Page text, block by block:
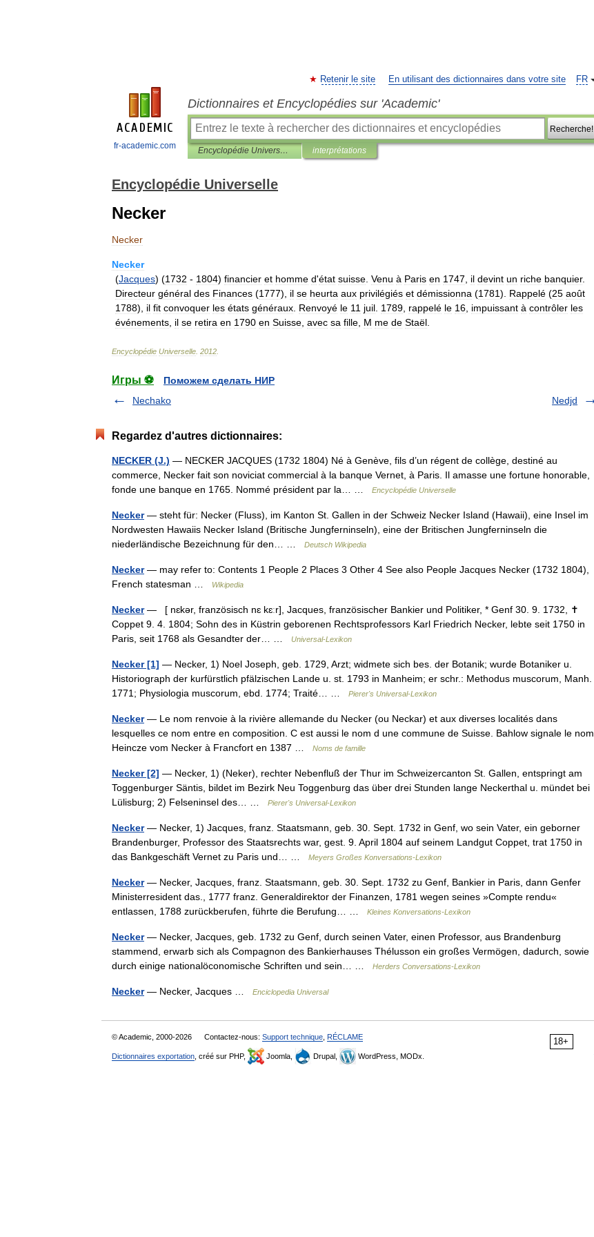
fr-academic.com
FR
Retenir le site En utilisant des dictionnaires dans votre site
Dictionnaires et Encyclopédies sur 'Academic'
Recherche!
Encyclopédie Universelle interprétations
Encyclopédie Universelle
Necker
Necker
Necker
(Jacques) (1732 - 1804) financier et homme d'état suisse Venu à Paris en 1747 il devint un riche banquier.
Directeur général des Finances (1777), il se heurta aux privilégiés et démissionna (1781). Rappelé (25 août
1788), il fit convoquer les états généraux Renvoyé le 11 juil 1789 rappelé le 16 impuissant à contrôler les
événements il se retira en 1790 en Suisse avec sa fille M me de Staël
Encyclopédie Universelle 2012
Игры ⚽
Поможем сделать НИР
Nechako
Nedjd
Regardez d'autres dictionnaires:
NECKER (J.) — NECKER JACQUES (1732 1804) Né à Genève, fils d’un régent de collège, destiné au
commerce, Necker fait son noviciat commercial à la banque Vernet, à Paris. Il amasse une fortune honorable,
fonde une banque en 1765. Nommé président par la… …
Encyclopédie Universelle
Necker— steht für: Necker (Fluss), im Kanton St. Gallen in der Schweiz Necker Island (Hawaii), eine Insel im
Nordwesten Hawaiis Necker Island (Britische Jungferninseln), eine der Britischen Jungferninseln die
niederländische Bezeichnung für den… …
Deutsch Wikipedia
Necker— may refer to: Contents 1 People 2 Places 3 Other 4 See also People Jacques Necker (1732 1804),
French statesman …
Wikipedia
Necker— [ nɛkər, französisch nɛ kɛːr], Jacques, französischer Bankier und Politiker, * Genf 30. 9. 1732, ✝
Coppet 9. 4. 1804; Sohn des in Küstrin geborenen Rechtsprofessors Karl Friedrich Necker, lebte seit 1750 in
Paris, seit 1768 als Gesandter der… …
Universal-Lexikon
Necker [1] — Necker, 1) Noel Joseph, geb. 1729, Arzt; widmete sich bes. der Botanik; wurde Botaniker u.
Historiograph der kurfürstlich pfälzischen Lande u. st. 1793 in Manheim; er schr.: Methodus muscorum, Manh.
1771; Physiologia muscorum, ebd. 1774; Traité… …
Pierer's Universal-Lexikon
Necker— Le nom renvoie à la rivière allemande du Necker (ou Neckar) et aux diverses localités dans
lesquelles ce nom entre en composition. C est aussi le nom d une commune de Suisse. Bahlow signale le nom
Heincze vom Necker à Francfort en 1387 …
Noms de famille
Necker [2] — Necker, 1) (Neker), rechter Nebenfluß der Thur im Schweizercanton St. Gallen, entspringt am
Toggenburger Säntis, bildet im Bezirk Neu Toggenburg das über drei Stunden lange Neckerthal u. mündet bei
Lülisburg; 2) Felseninsel des… …
Pierer's Universal-Lexikon
Necker— Necker, 1) Jacques, franz. Staatsmann, geb. 30. Sept. 1732 in Genf, wo sein Vater, ein geborner
Brandenburger, Professor des Staatsrechts war, gest. 9. April 1804 auf seinem Landgut Coppet, trat 1750 in
das Bankgeschäft Vernet zu Paris und… …
Meyers Großes Konversations-Lexikon
Necker— Necker, Jacques, franz. Staatsmann, geb. 30. Sept. 1732 zu Genf, Bankier in Paris, dann Genfer
Ministerresident das., 1777 franz. Generaldirektor der Finanzen, 1781 wegen seines »Compte rendu«
entlassen, 1788 zurückberufen, führte die Berufung… …
Kleines Konversations-Lexikon
Necker— Necker, Jacques, geb. 1732 zu Genf, durch seinen Vater, einen Professor, aus Brandenburg
stammend, erwarb sich als Compagnon des Bankierhauses Thélusson ein großes Vermögen, dadurch, sowie
durch einige nationalöconomische Schriften und sein… …
Herders Conversations-Lexikon
Necker— Necker, Jacques … Enciclopedia Universal
18+
© Academic, 2000-2026 Contactez-nous: Support technique RÉCLAME
Dictionnaires exportation , créé sur PHP, Joomla, Drupal, WordPress, MODx.